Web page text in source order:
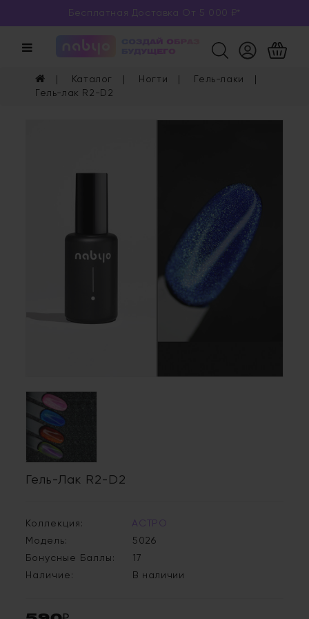
Бесплатная Доставка От 5 000 ₽*
Каталог Ногти
Гель-лаки
Гель-лак R2-D2
Гель-Лак R2-D2
Коллекция:
АСТРО
Модель:
5026
Бонусные Баллы:
17
Наличие:
В наличии